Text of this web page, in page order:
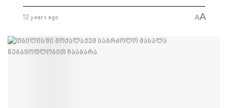
12 years ago AA